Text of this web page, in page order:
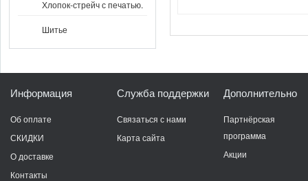
Хлопок-стрейч с печатью.
Шитье
Информация
Об оплате
СКИДКИ
О доставке
Контакты
Служба поддержки
Связаться с нами
Карта сайта
Дополнительно
Партнёрская
программа
Акции